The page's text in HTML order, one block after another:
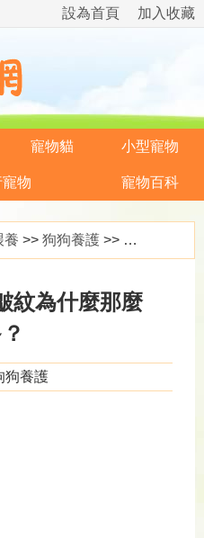
加入收藏
設為首頁
寵物貓 小型寵物
物 寵物百科
養 >> 狗狗養護 >> 沙皮狗身上的皺紋為什麼那麼多？
紋為什麼那麼
狗養護